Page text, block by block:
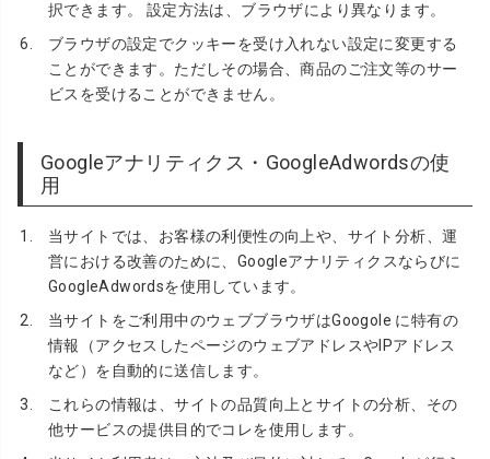
択できます。 設定方法は、ブラウザにより異なります。
ブラウザの設定でクッキーを受け入れない設定に変更する
ことができます。ただしその場合、商品のご注文等のサー
ビスを受けることができません。
Googleアナリティクス・GoogleAdwordsの使
用
当サイトでは、お客様の利便性の向上や、サイト分析、運
営における改善のために、Googleアナリティクスならびに
GoogleAdwordsを使用しています。
当サイトをご利用中のウェブブラウザはGoogole に特有の
情報（アクセスしたページのウェブアドレスやIPアドレス
など）を自動的に送信します。
これらの情報は、サイトの品質向上とサイトの分析、その
他サービスの提供目的でコレを使用します。